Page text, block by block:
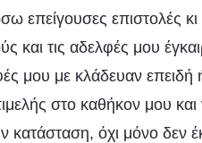
επείγουσες επιστολές
και τις αδελφές μου
μου με κλάδευαν
στο καθήκον μου
κατάσταση, όχι μόνο δεν